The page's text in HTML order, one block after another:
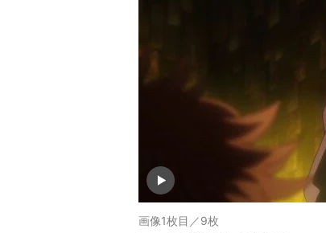
画像1枚目／9枚